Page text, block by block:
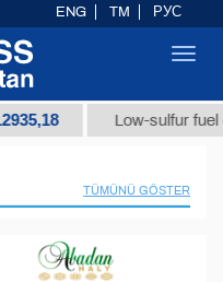
Low-sulfur fuel oil (t.)
TÜMÜNÜ GÖSTER
ENG TM РУС